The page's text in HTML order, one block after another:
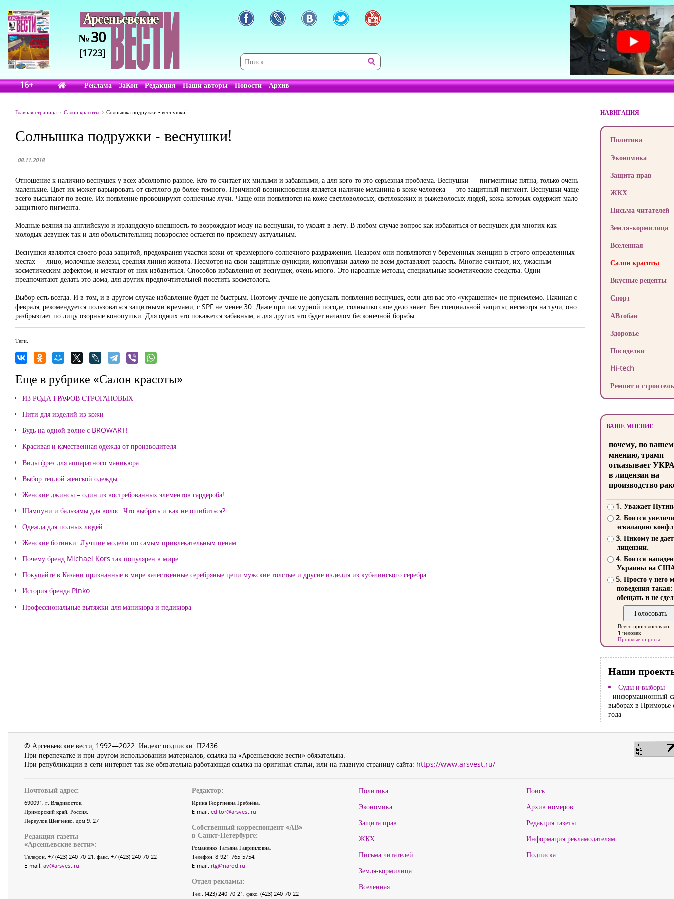
№30
[1723]
16+ Реклама ЗаКон Редакция Наши авторы Новости Архив
Главная страница Салон красоты Солнышка подружки - веснушки!
Солнышка подружки - веснушки!
08.11.2018
Отношение к наличию веснушек у всех абсолютно разное. Кто-то считает их милыми и забавными, а для кого-то это серьезная проблема. Веснушки — пигментные пятна, только очень
маленькие. Цвет их может варьировать от светлого до более темного. Причиной возникновения является наличие меланина в коже человека — это защитный пигмент. Веснушки чаще
всего высыпают по весне. Их появление провоцируют солнечные лучи. Чаще они появляются на коже светловолосых, светлокожих и рыжеволосых людей, кожа которых содержит мало
защитного пигмента.
Модные веяния на английскую и ирландскую внешность то возрождают моду на веснушки, то уходят в лету. В любом случае вопрос как избавиться от веснушек для многих как
молодых девушек так и для обольстительниц повзрослее остается по-прежнему актуальным.
Веснушки являются своего рода защитой, предохраняя участки кожи от чрезмерного солнечного раздражения. Недаром они появляются у беременных женщин в строго определенных
местах — лицо, молочные железы, средняя линия живота. Несмотря на свои защитные функции, конопушки далеко не всем доставляют радость. Многие считают, их, ужасным
косметическим дефектом, и мечтают от них избавиться. Способов избавления от веснушек, очень много. Это народные методы, специальные косметические средства. Одни
предпочитают делать это дома, для других предпочтительней посетить косметолога.
Выбор есть всегда. И в том, и в другом случае избавление будет не быстрым. Поэтому лучше не допускать появления веснушек, если для вас это «украшение» не приемлемо. Начиная с
февраля, рекомендуется пользоваться защитными кремами, с SPF не менее 30. Даже при пасмурной погоде, солнышко свое дело знает. Без специальной защиты, несмотря на тучи, оно
разбрызгает по лицу озорные конопушки. Для одних это покажется забавным, а для других это будет началом бесконечной борьбы.
Теги:
Еще в рубрике «Салон красоты»
ИЗ РОДА ГРАФОВ СТРОГАНОВЫХ
Нити для изделий из кожи
Будь на одной волне с BROWART!
Красивая и качественная одежда от производителя
Виды фрез для аппаратного маникюра
Выбор теплой женской одежды
Женские джинсы – один из востребованных элементов гардероба!
Шампуни и бальзамы для волос. Что выбрать и как не ошибиться?
Одежда для полных людей
Женские ботинки. Лучшие модели по самым привлекательным ценам
Почему бренд Michael Kors так популярен в мире
Покупайте в Казани признанные в мире качественные серебряные цепи мужские толстые и другие изделия из кубачинского серебра
История бренда Pinko
Профессиональные вытяжки для маникюра и педикюра
НАВИГАЦИЯ
Политика
Экономика
Защита прав
ЖКХ
Письма читателей
Земля-кормилица
Вселенная
Салон красоты
Вкусные рецепты
Спорт
АВтобан
Здоровье
Посиделки
Hi-tech
Ремонт и
ВАШЕ МНЕНИЕ
почему, по
мнению, трамп
отказывает
в лицензии на
производство
1. Уважает
2. Боится
эскалацию
3. Никому не
лицензии.
4. Боится
Украины на
5. Просто у него
поведения такая:
обещать и не
Всего проголосовало
1 человек
Прошлые опросы
Наши
Суды и выборы
- информационный
выборах в Приморье
года
© Арсеньевские вести, 1992—2022. Индекс подписки: П2436
При перепечатке и при другом использовании материалов, ссылка на «Арсеньевские вести» обязательна.
При републикации в сети интернет так же обязательна работающая ссылка на оригинал статьи, или на главную страницу сайта: https://www.arsvest.ru/
Почтовый адрес:
690091, г. Владивосток,
Приморский край, Россия.
Переулок Шевченко, дом 9, 27
Редакция газеты
«Арсеньевские вести»:
Телефон: +7 (423) 240-70-21, факс: +7 (423) 240-70-22
E-mail: av@arsvest.ru
Редактор:
Ирина Георгиевна Гребнёва,
E-mail: editor@arsvest.ru
Собственный корреспондент «АВ»
в Санкт-Петербурге:
Романенко Татьяна Гаврииловна,
Телефон: 8-921-765-5754,
E-mail: rtg@narod.ru
Отдел рекламы:
Тел.: (423) 240-70-21, факс: (423) 240-70-22
Политика
Экономика
Защита прав
ЖКХ
Письма читателей
Земля-кормилица
Вселенная
Поиск
Архив номеров
Редакция газеты
Информация рекламодателям
Подписка